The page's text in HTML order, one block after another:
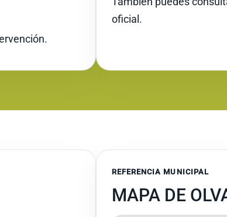
oficial.
REFERENCIA MUNICIPAL
MAPA DE